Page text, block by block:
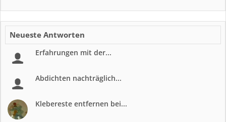
Neueste Antworten
Erfahrungen mit der...
Abdichten nachträglich...
Klebereste entfernen bei...